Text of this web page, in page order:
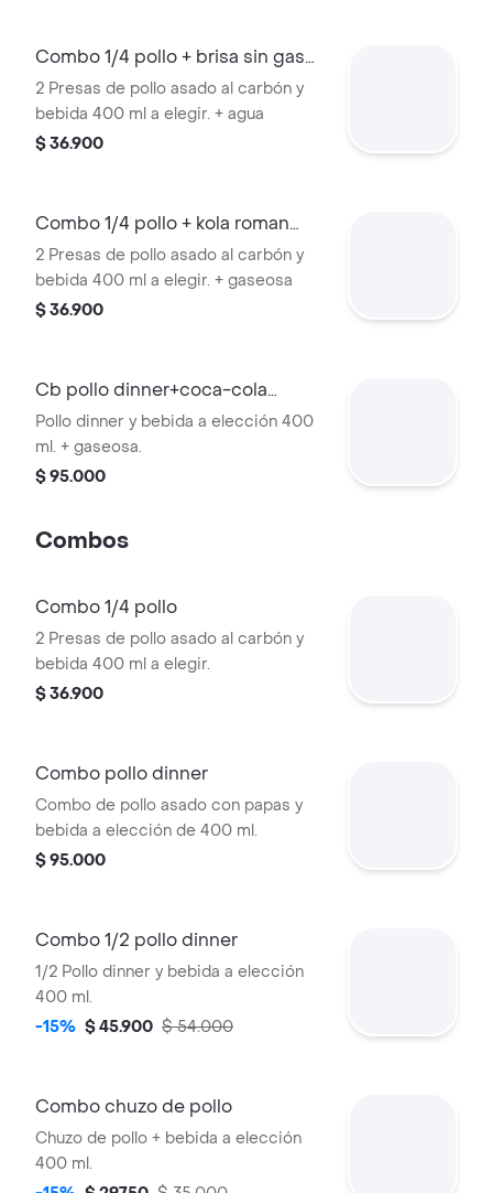
Combo 1/4 pollo + brisa sin gas
600ml
2 Presas de pollo asado al carbón y
bebida 400 ml a elegir. + agua
$ 36.900
Combo 1/4 pollo + kola roman
300 ml
2 Presas de pollo asado al carbón y
bebida 400 ml a elegir. + gaseosa
$ 36.900
Cb pollo dinner+coca-cola
original 400ml
Pollo dinner y bebida a elección 400
ml. + gaseosa.
$ 95.000
Combos
Combo 1/4 pollo
2 Presas de pollo asado al carbón y
bebida 400 ml a elegir.
$ 36.900
Combo pollo dinner
Combo de pollo asado con papas y
bebida a elección de 400 ml.
$ 95.000
Combo 1/2 pollo dinner
1/2 Pollo dinner y bebida a elección
400 ml.
-15% $ 45.900 $ 54.000
Combo chuzo de pollo
Chuzo de pollo + bebida a elección
400 ml.